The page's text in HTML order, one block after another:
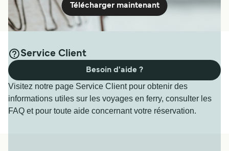
Télécharger maintenant
Service Client
Visitez notre page Service Client pour obtenir des
informations utiles sur les voyages en ferry, consulter les
FAQ et pour toute aide concernant votre réservation.
Besoin d'aide ?